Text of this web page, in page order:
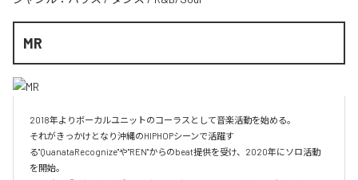
MR
2018年よりボーカルユニットのコーラスとして音楽活動を始める。
それがきっかけとなり沖縄のHIPHOPシーンで活躍す
る"QuanataRecognize"や"REN"からのbeat提供を受け、2020年にソロ活動
を開始。